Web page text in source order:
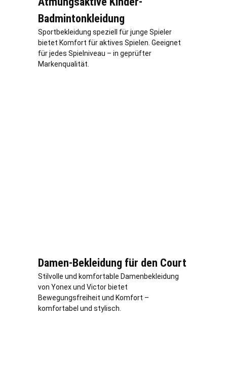
Badmintonkleidung
Sportbekleidung speziell für junge Spieler
bietet Komfort für aktives Spielen. Geeignet
für jedes Spielniveau – in geprüfter
Markenqualität.
Damen-Bekleidung für den Court
Stilvolle und komfortable Damenbekleidung
von Yonex und Victor bietet
Bewegungsfreiheit und Komfort –
komfortabel und stylisch.